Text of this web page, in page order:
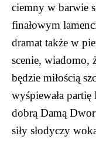
ciemny w barwie
finałowym
dramat także w
scenie, wiadomo,
będzie miłością
wyśpiewała
dobrą Damą
siły słodyczy